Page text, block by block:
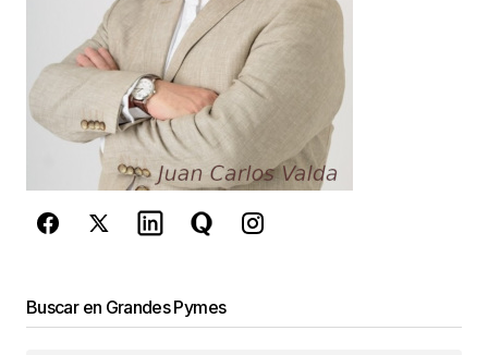
comente.
Este sitio esta protegido por
reCAPTCHA y laPolítica de
privacidady losTérminos del servicio
de Google se aplican.
Buscar en Grandes Pymes